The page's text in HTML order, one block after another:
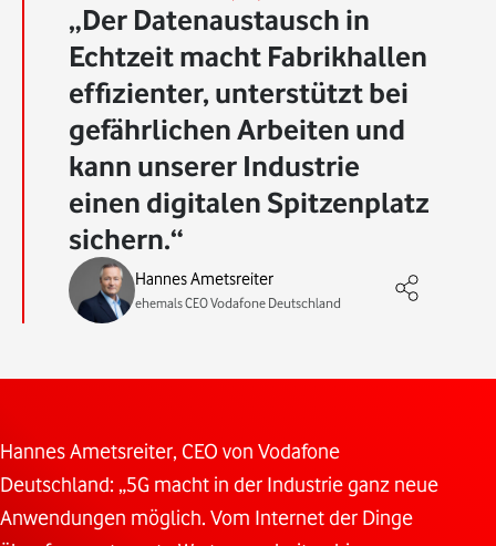
Der Datenaustausch in
Echtzeit macht Fabrikhallen
effizienter, unterstützt bei
gefährlichen Arbeiten und
kann unserer Industrie
einen digitalen Spitzenplatz
sichern.
Hannes Ametsreiter
ehemals CEO Vodafone Deutschland
Hannes Ametsreiter, CEO von Vodafone
Deutschland: „5G macht in der Industrie ganz neue
Anwendungen möglich. Vom Internet der Dinge